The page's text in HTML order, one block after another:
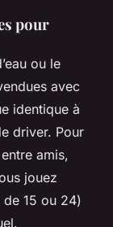
pour
ou le
avec
identique à
driver. Pour
amis,
jouez
15 ou 24)